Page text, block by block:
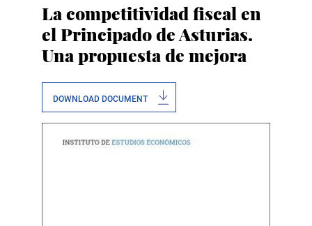
La competitividad fiscal en
el Principado de Asturias.
Una propuesta de mejora
DOWNLOAD DOCUMENT